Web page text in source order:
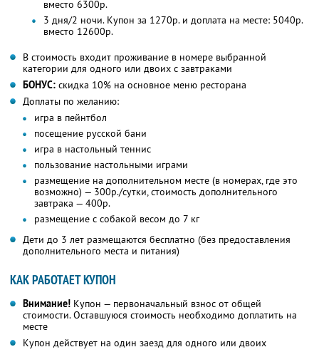
вместо 6300р.
3 дня/2 ночи. Купон за 1270р. и доплата на месте: 5040р.
вместо 12600р.
В стоимость входит проживание в номере выбранной
категории для одного или двоих с завтраками
БОНУС: скидка 10% на основное меню ресторана
Доплаты по желанию:
игра в пейнтбол
посещение русской бани
игра в настольный теннис
пользование настольными играми
размещение на дополнительном месте (в номерах, где это
возможно) — 300р./сутки, стоимость дополнительного
завтрака — 400р.
размещение с собакой весом до 7 кг
Дети до 3 лет размещаются бесплатно (без предоставления
дополнительного места и питания)
КАК РАБОТАЕТ КУПОН
Внимание! Купон — первоначальный взнос от общей
стоимости. Оставшуюся стоимость необходимо доплатить на
месте
Купон действует на один заезд для одного или двоих